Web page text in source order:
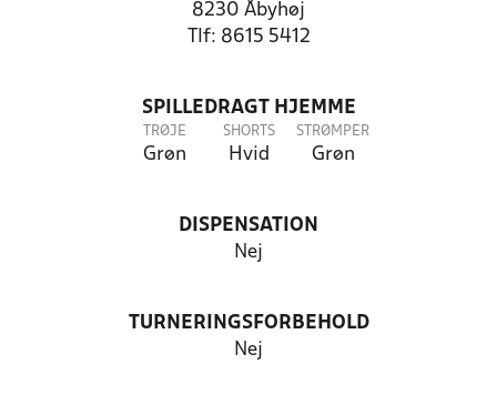
8230 Åbyhøj
Tlf: 8615 5412
SPILLEDRAGT HJEMME
TRØJE
Grøn
SHORTS
Hvid
STRØMPER
Grøn
DISPENSATION
Nej
TURNERINGSFORBEHOLD
Nej